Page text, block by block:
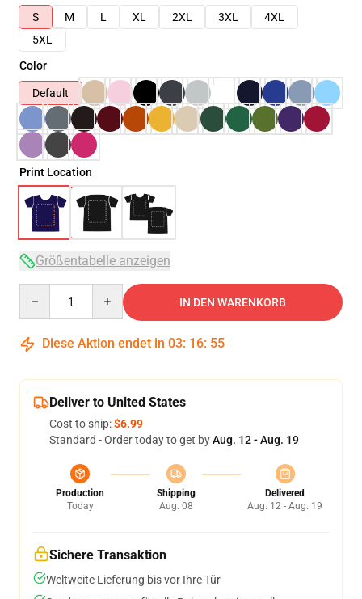
S
M L XL 2XL 3XL
4XL
5XL
Color
Default
Print Location
Größentabelle anzeigen
IN DEN WARENKORB
Diese Aktion endet in 03: 16: 54
Deliver to United States
Cost to ship:$6.99
Standard - Order today to get byAug. 12 - Aug. 19
Production
Today
Shipping
Aug. 08
Delivered
Aug. 12 - Aug. 19
Sichere Transaktion
Weltweite Lieferung bis vor Ihre Tür